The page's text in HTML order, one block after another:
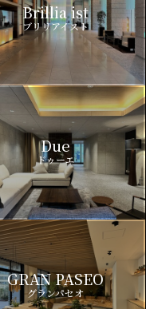
Brillia ist
ブリリアイスト
Due
ドゥーエ
GRAN PASEO
グランパセオ